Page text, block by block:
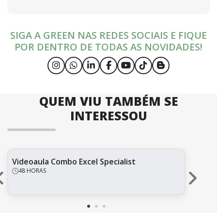
SIGA A GREEN NAS REDES SOCIAIS E FIQUE
POR DENTRO DE TODAS AS NOVIDADES!
QUEM VIU TAMBÉM SE
INTERESSOU
Videoaula Combo Excel Specialist
48 HORAS